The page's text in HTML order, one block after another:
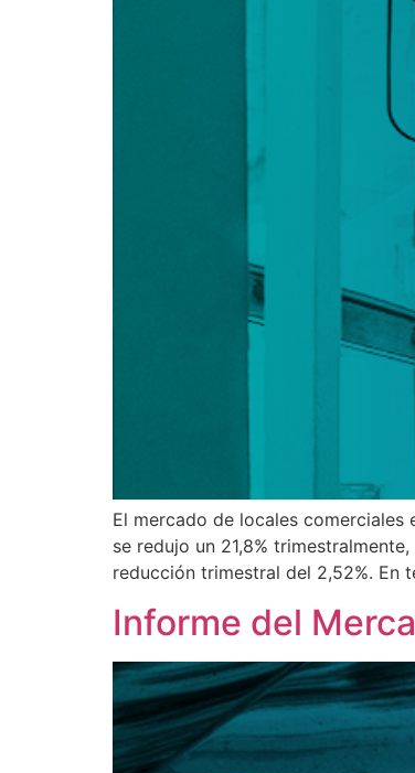
El mercado de locales
se redujo un 21,8%
reducción trimestral del 2,52%. En
Informe del